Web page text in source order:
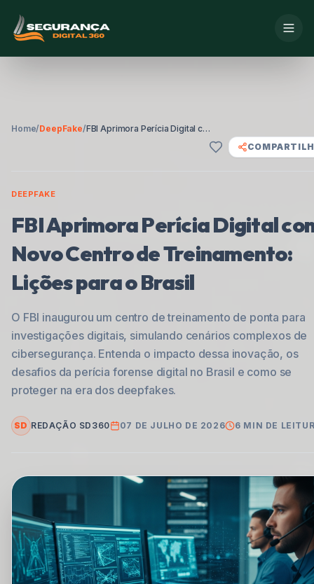
Home/DeepFake/
FBI Aprimora Perícia Digital com Novo Centro de Treinamento: Lições para o Brasil
DEEPFAKE
FBI Aprimora Perícia Digital
Novo Centro de Treinamento:
Lições para o Brasil
O FBI inaugurou um centro de treinamento de ponta para
investigações digitais, simulando cenários complexos de
cibersegurança. Entenda o impacto dessa inovação, os
desafios da perícia forense digital no Brasil e como se
proteger na era dos deepfakes.
SD REDAÇÃO SD360 07 DE JULHO DE 2026 6 MIN DE